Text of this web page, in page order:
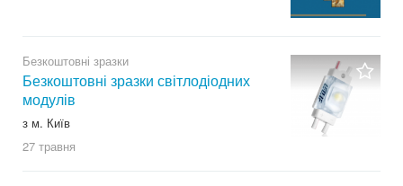
Безкоштовні зразки
Безкоштовні зразки світлодіодних
модулів
з м. Київ
27 травня